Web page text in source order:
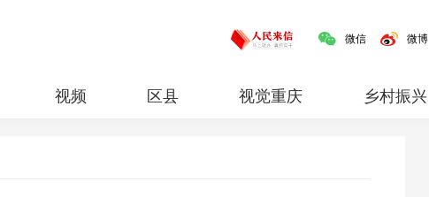
微信 微博
视频 区县 视觉重庆 乡村振兴